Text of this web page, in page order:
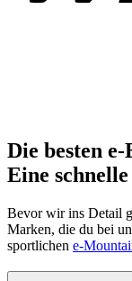
Die besten
Eine
Bevor wir ins Detail
Marken, die du bei
sportlichen e-